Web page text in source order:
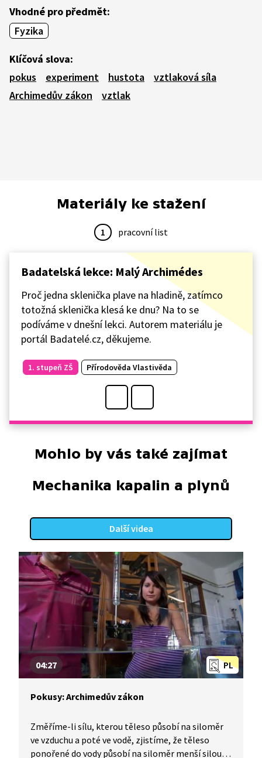
Vhodné pro předmět:
Fyzika
Klíčová slova:
pokus
experiment hustota
vztlaková síla
Archimedův zákon
vztlak
Materiály ke stažení
1 pracovní list
Badatelská lekce: Malý Archimédes
Proč jedna sklenička plave na hladině, zatímco
totožná sklenička klesá ke dnu? Na to se
podíváme v dnešní lekci. Autorem materiálu je
portál Badatelé.cz, děkujeme.
1. stupeň ZŠ Přírodověda Vlastivěda
Mohlo by vás také zajímat
Mechanika kapalin a plynů
Další videa
PL
04:27
Pokusy: Archimedův zákon
Změříme-li sílu, kterou těleso působí na siloměr
ve vzduchu a poté ve vodě, zjistíme, že těleso
ponořené do vody působí na siloměr menší silou